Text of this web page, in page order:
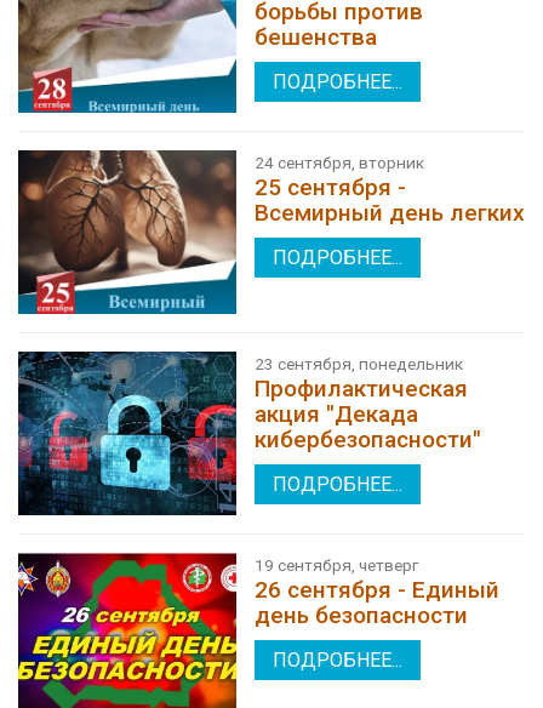
борьбы против
бешенства
ПОДРОБНЕЕ...
24 сентября, вторник
25 сентября -
Всемирный день легких
ПОДРОБНЕЕ...
23 сентября, понедельник
Профилактическая
акция "Декада
кибербезопасности"
ПОДРОБНЕЕ...
19 сентября, четверг
26 сентября - Единый
день безопасности
ПОДРОБНЕЕ...